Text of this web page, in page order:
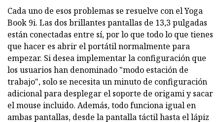
Cada uno de esos problemas se resuelve con el Yoga
Book 9i. Las dos brillantes pantallas de 13,3 pulgadas
están conectadas entre sí, por lo que todo lo que tienes
que hacer es abrir el portátil normalmente para
empezar. Si desea implementar la configuración que
los usuarios han denominado "modo estación de
trabajo", solo se necesita un minuto de configuración
adicional para desplegar el soporte de origami y sacar
el mouse incluido. Además, todo funciona igual en
ambas pantallas, desde la pantalla táctil hasta el lápiz